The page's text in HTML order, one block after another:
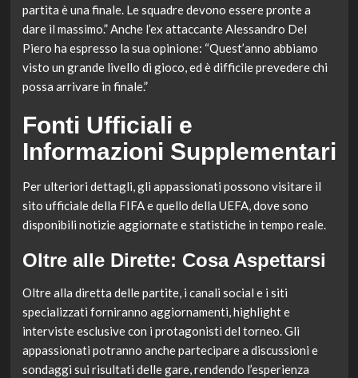
partita è una finale. Le squadre devono essere pronte a
dare il massimo.” Anche l’ex attaccante Alessandro Del
Piero ha espresso la sua opinione: “Quest’anno abbiamo
visto un grande livello di gioco, ed è difficile prevedere chi
possa arrivare in finale.”
Fonti Ufficiali e
Informazioni Supplementari
Per ulteriori dettagli, gli appassionati possono visitare il
sito ufficiale della FIFA e quello della UEFA, dove sono
disponibili notizie aggiornate e statistiche in tempo reale.
Oltre alle Dirette: Cosa Aspettarsi
Oltre alla diretta delle partite, i canali social e i siti
specializzati forniranno aggiornamenti, highlight e
interviste esclusive con i protagonisti del torneo. Gli
appassionati potranno anche partecipare a discussioni e
sondaggi sui risultati delle gare, rendendo l’esperienza